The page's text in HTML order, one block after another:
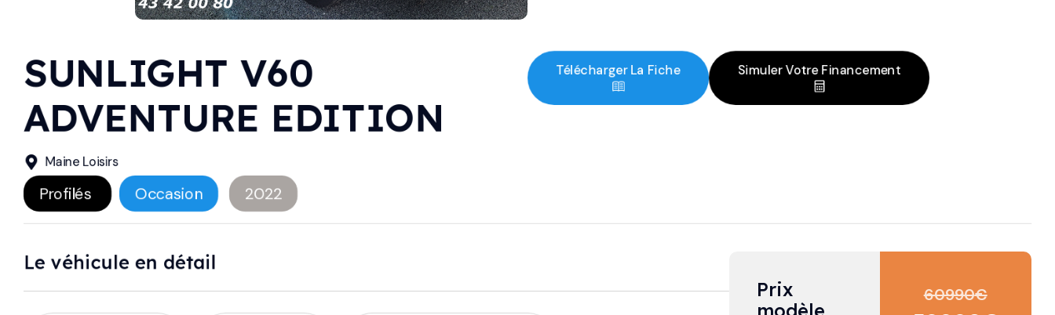
SUNLIGHT V60
ADVENTURE EDITION
Maine Loisirs
Profilés Occasion 2022
Télécharger La Fiche Simuler Votre Financement
Le véhicule en détail
Prix
60990€